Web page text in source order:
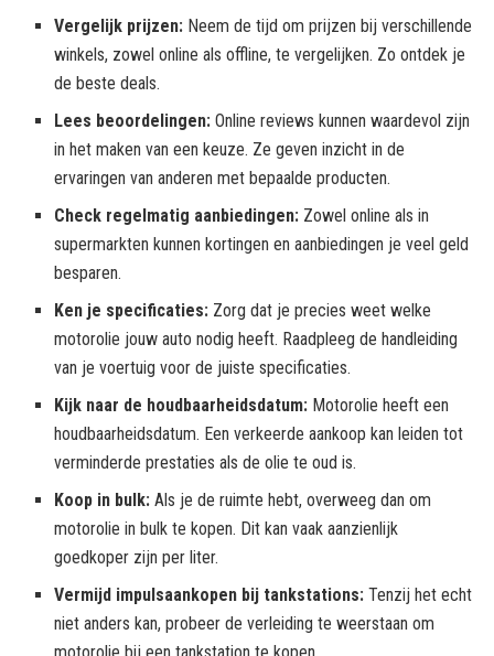
Vergelijk prijzen: Neem de tijd om prijzen bij verschillende
winkels, zowel online als offline, te vergelijken. Zo ontdek je
de beste deals.
Lees beoordelingen: Online reviews kunnen waardevol zijn
in het maken van een keuze. Ze geven inzicht in de
ervaringen van anderen met bepaalde producten.
Check regelmatig aanbiedingen: Zowel online als in
supermarkten kunnen kortingen en aanbiedingen je veel geld
besparen.
Ken je specificaties: Zorg dat je precies weet welke
motorolie jouw auto nodig heeft. Raadpleeg de handleiding
van je voertuig voor de juiste specificaties.
Kijk naar de houdbaarheidsdatum: Motorolie heeft een
houdbaarheidsdatum. Een verkeerde aankoop kan leiden tot
verminderde prestaties als de olie te oud is.
Koop in bulk: Als je de ruimte hebt, overweeg dan om
motorolie in bulk te kopen. Dit kan vaak aanzienlijk
goedkoper zijn per liter.
Vermijd impulsaankopen bij tankstations: Tenzij het echt
niet anders kan, probeer de verleiding te weerstaan om